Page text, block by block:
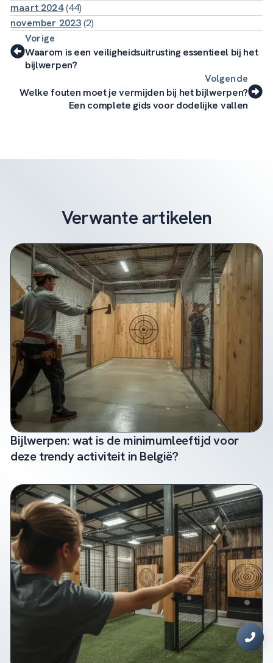
maart 2024(44)
november 2023(2)
Vorige
Waarom is een veiligheidsuitrusting essentieel bij het
bijlwerpen?
Volgende
Welke fouten moet je vermijden bij het bijlwerpen?
Een complete gids voor dodelijke vallen
Verwante artikelen
Bijlwerpen: wat is de minimumleeftijd voor
deze trendy activiteit in België?